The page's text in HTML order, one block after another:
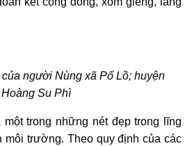
người Nùng xã Pố Lồ; huyện
Hoàng Su Phì
trong những nét đẹp trong lĩng
môi trường. Theo quy định của các